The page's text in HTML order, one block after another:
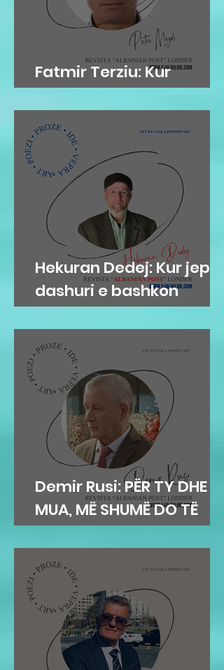
Fatmir Terziu: Kur
'arkivat' flasin…
Hekuran Dedej: Kur jep
dashuri e bashkon
njerëzit
Demir Rusi: PËR TY DHE
MUA, MË SHUMË DO TË
DUA